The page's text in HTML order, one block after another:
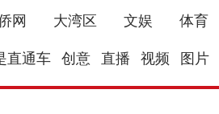
网 大湾区 文娱 体育
直通车 创意 直播 视频 图片